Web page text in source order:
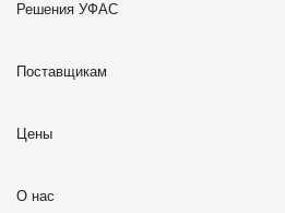
Решения УФАС
Поставщикам
Цены
О нас